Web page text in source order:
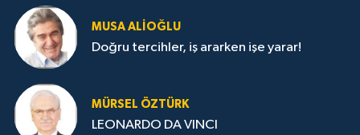
MUSA ALIOĞLU
Doğru tercihler, iş ararken işe yarar!
MÜRSEL ÖZTÜRK
LEONARDO DA VINCI